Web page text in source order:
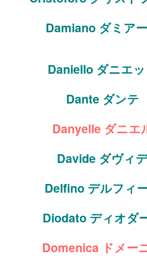
Damiano ダミア
Daniello ダニエッ
Dante ダンテ
Danyelle ダニエ
Davide ダヴィ
Delfino デルフィ
Diodato ディオダ
Domenica ドメー